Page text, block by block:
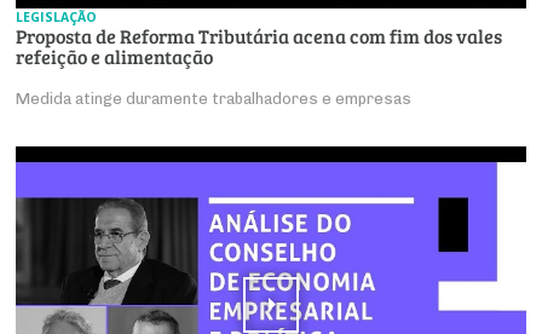
LEGISLAÇÃO
Proposta de Reforma Tributária acena com fim dos vales
refeição e alimentação
Medida atinge duramente trabalhadores e empresas